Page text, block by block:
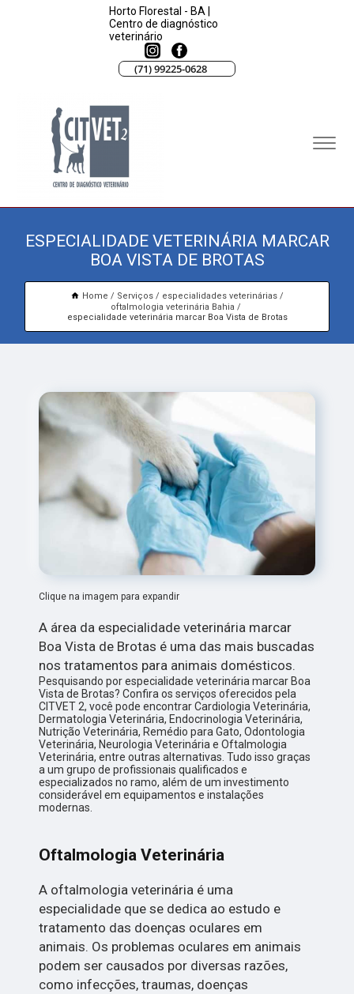
Horto Florestal - BA |
Centro de diagnóstico
veterinário
(71) 99225-0628
ESPECIALIDADE VETERINÁRIA MARCAR
BOA VISTA DE BROTAS
Home Serviços
especialidades veterinárias
oftalmologia veterinária Bahia
especialidade veterinária marcar Boa Vista de Brotas
Clique na imagem para expandir
A área da especialidade veterinária marcar
Boa Vista de Brotas é uma das mais buscadas
nos tratamentos para animais domésticos.
Pesquisando por especialidade veterinária marcar Boa
Vista de Brotas? Confira os serviços oferecidos pela
CITVET 2, você pode encontrar Cardiologia Veterinária,
Dermatologia Veterinária, Endocrinologia Veterinária,
Nutrição Veterinária, Remédio para Gato, Odontologia
Veterinária, Neurologia Veterinária e Oftalmologia
Veterinária, entre outras alternativas. Tudo isso graças
a um grupo de profissionais qualificados e
especializados no ramo, além de um investimento
considerável em equipamentos e instalações
modernas.
Oftalmologia Veterinária
A oftalmologia veterinária é uma
especialidade que se dedica ao estudo e
tratamento das doenças oculares em
animais. Os problemas oculares em animais
podem ser causados por diversas razões,
como infecções, traumas, doenças